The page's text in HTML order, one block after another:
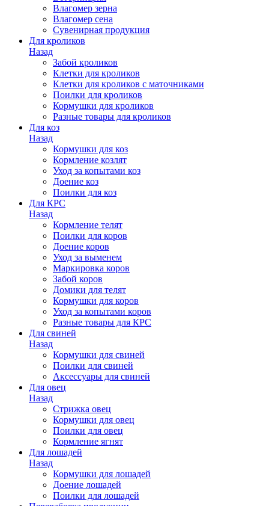
Влагомер зерна
Влагомер сена
Сувенирная продукция
Для кроликов
Назад
Забой кроликов
Клетки для кроликов
Клетки для кроликов с маточниками
Поилки для кроликов
Кормушки для кроликов
Разные товары для кроликов
Для коз
Назад
Кормушки для коз
Кормление козлят
Уход за копытами коз
Доение коз
Поилки для коз
Для КРС
Назад
Кормление телят
Поилки для коров
Доение коров
Уход за выменем
Маркировка коров
Забой коров
Домики для телят
Кормушки для коров
Уход за копытами коров
Разные товары для КРС
Для свиней
Назад
Кормушки для свиней
Поилки для свиней
Аксессуары для свиней
Для овец
Назад
Стрижка овец
Кормушки для овец
Поилки для овец
Кормление ягнят
Для лошадей
Назад
Кормушки для лошадей
Доение лошадей
Поилки для лошадей